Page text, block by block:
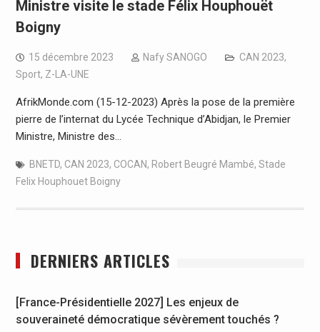
Ministre visite le stade Félix Houphouët
Boigny
15 décembre 2023 Nafy SANOGO CAN 2023,
Sport, Z-LA-UNE
AfrikMonde.com (15-12-2023) Après la pose de la première
pierre de l’internat du Lycée Technique d’Abidjan, le Premier
Ministre, Ministre des…
BNETD, CAN 2023, COCAN, Robert Beugré Mambé, Stade
Felix Houphouet Boigny
DERNIERS ARTICLES
[France-Présidentielle 2027] Les enjeux de
souveraineté démocratique sévèrement touchés ?